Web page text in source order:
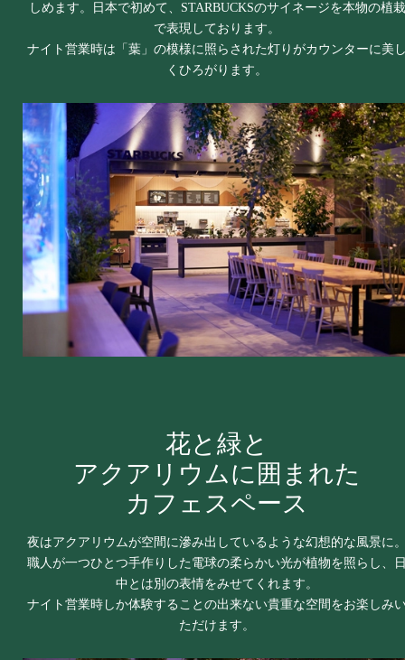
しめます。日本で初めて、STARBUCKSのサイネージを本物の植栽
で表現しております。
ナイト営業時は「葉」の模様に照らされた灯りがカウンターに美
くひろがります。
花と緑と
アクアリウムに囲まれた
カフェスペース
夜はアクアリウムが空間に滲み出しているような幻想的な風景に
職人が一つひとつ手作りした電球の柔らかい光が植物を照らし、
中とは別の表情をみせてくれます。
ナイト営業時しか体験することの出来ない貴重な空間をお楽しみ
ただけます。